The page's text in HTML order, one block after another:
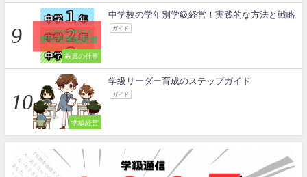
教員の仕事
中学校の学年別学級経営！実践的な方法と戦略
ガイド
学級経営
学級リーダー育成のステップガイド
ガイド